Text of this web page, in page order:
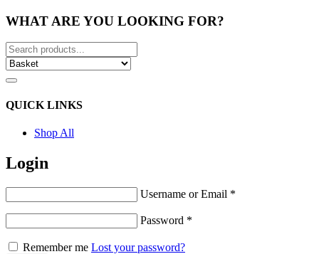
WHAT ARE YOU LOOKING FOR?
QUICK LINKS
Shop All
Login
Username or Email *
Password *
Remember me Lost your password?